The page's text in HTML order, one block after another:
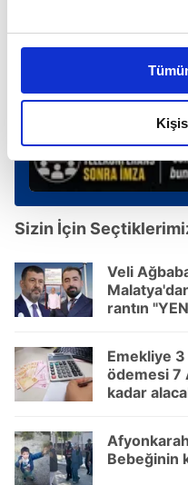
Bu çerezlere izin
daha iyi reklam deneyimi
amacımızın size daha
olduğunu ve sizlere en iyi
elimizden gelen çabayı
reklamların
kalemimiz olduğunu
Her halükârda,
gösterilmeyecektir."
Sizlere daha iyi bir hizmet
kullanılmaktadır. Bu
verileriniz işlenmekte olup
toplumu hizmetlerinin
kılınması ve
reklam/pazarlama
Sizin İçin
Veli
rantın
Emekliye
ödemesi 7
kadar
Bebeğinin